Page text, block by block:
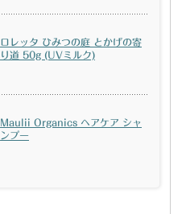
ロレッタ ひみつの庭 とかげの寄
り道 50g (UVミルク)
Maulii Organics ヘアケア シャ
ンプー